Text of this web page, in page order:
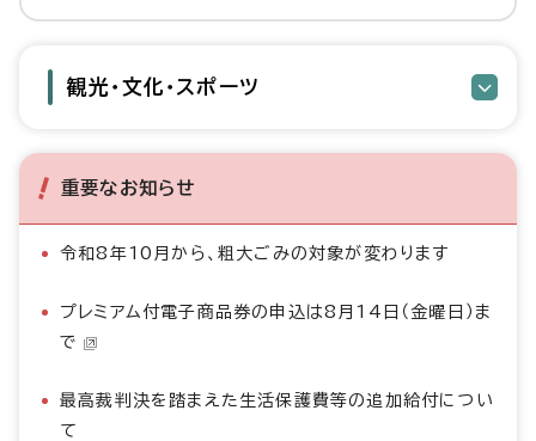
観光・文化・スポーツ
重要なお知らせ
令和8年10月から、粗大ごみの対象が変わります
プレミアム付電子商品券の申込は8月14日（金曜日）ま
で
最高裁判決を踏まえた生活保護費等の追加給付につい
て